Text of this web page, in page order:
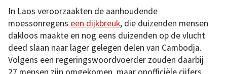
In Laos veroorzaakten de aanhoudende
moessonregens een dijkbreuk, die duizenden mensen
dakloos maakte en nog eens duizenden op de vlucht
deed slaan naar lager gelegen delen van Cambodja.
Volgens een regeringswoordvoerder zouden daarbij